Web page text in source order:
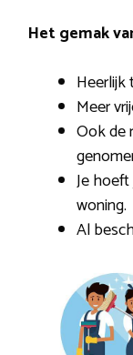
Het gemak
Heerlijk
Meer
Ook de
Je
woning.
Al